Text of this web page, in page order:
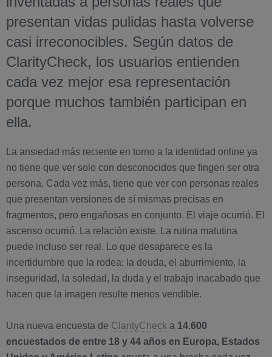
presentan vidas pulidas hasta volverse
casi irreconocibles. Según datos de
ClarityCheck, los usuarios entienden
cada vez mejor esa representación
porque muchos también participan en
ella.
La ansiedad más reciente en torno a la identidad online ya
no tiene que ver solo con desconocidos que fingen ser otra
persona. Cada vez más, tiene que ver con personas reales
que presentan versiones de sí mismas precisas en
fragmentos, pero engañosas en conjunto. El viaje ocurrió. El
ascenso ocurrió. La relación existe. La rutina matutina
puede incluso ser real. Lo que desaparece es la
incertidumbre que la rodea: la deuda, el aburrimiento, la
inseguridad, la soledad, la duda y el trabajo inacabado que
hacen que la imagen resulte menos vendible.
Una nueva encuesta de ClarityCheck a 14.600
encuestados de entre 18 y 44 años en Europa, Estados